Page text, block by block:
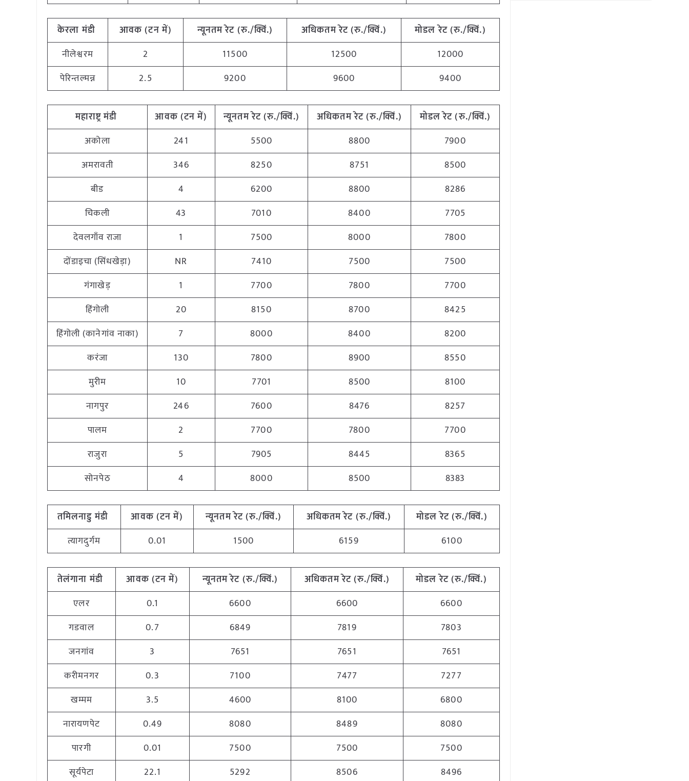
केरला मंडी आवक (टनमें) न्यूनतमरेट (रु./क्विं.) अधिकतमरेट (रु./क्विं.) मोडल रेट(रु./क्विं.)
नीलेश्वरम
2 11500 12500
12000
पेरिन्तल्मन्न
2.5 9200 9600 9400
महाराष्ट्रमंडी आवक (टन में) न्यूनतमरेट (रु./क्विं.) अधिकतमरेट (रु./क्विं.) मोडल रेट(रु./क्विं.)
अकोला
241 5500 8800
7900
अमरावती
346 8250 8751
8500
बीड
4 6200 8800
8286
चिकली
43 7010 8400
7705
देवलगाँव राजा
1 7500 8000
7800
दोंडाइचा (सिंधखेड़ा)
NR 7410 7500
7500
गंगाखेड़
1 7700 7800
7700
हिंगोली
20 8150 8700
8425
हिंगोली (कानेगांव नाका)
7 8000 8400
8200
करंजा
130 7800 8900
8550
मुरीम
10 7701 8500
8100
नागपुर
246 7600 8476
8257
पालम
2 7700 7800
7700
राजुरा
5 7905 8445
8365
सोनपेठ
4 8000 8500 8383
तमिलनाडुमंडी आवक (टन में) न्यूनतमरेट (रु./क्विं.) अधिकतमरेट (रु./क्विं.) मोडल रेट(रु./क्विं.)
त्यागदुर्गम
0.01 1500 6159 6100
तेलंगाना मंडी आवक (टन में) न्यूनतमरेट (रु./क्विं.) अधिकतमरेट (रु./क्विं.) मोडल रेट(रु./क्विं.)
एलर
0.1 6600 6600
6600
गडवाल
0.7 6849 7819
7803
जनगांव
3 7651 7651
7651
करीमनगर
0.3 7100 7477
7277
खम्मम
3.5 4600 8100
6800
नारायणपेट
0.49 8080 8489
8080
पारगी
0.01 7500 7500
7500
सूर्यपेटा
22.1 5292 8506 8496